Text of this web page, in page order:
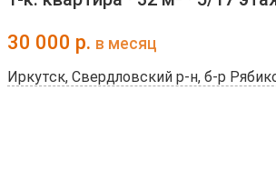
30 000 р. в месяц
Иркутск, Свердловский р-н, б-р